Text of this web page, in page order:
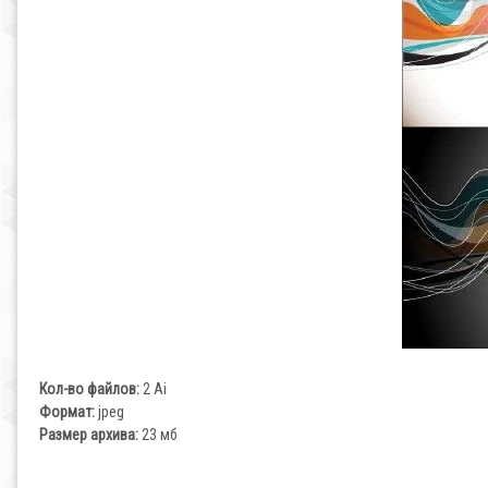
Кол-во файлов: 2 Ai
Формат:jpeg
Размер архива: 23 мб